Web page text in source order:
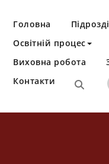
Головна
Освітній процес
Виховна робота
Контакти